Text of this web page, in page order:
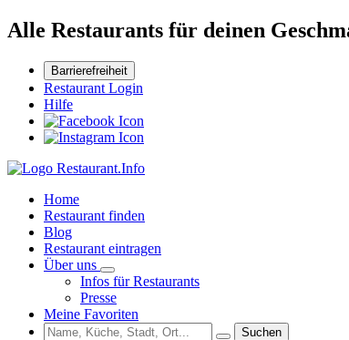
Alle Restaurants für deinen
Barrierefreiheit
Restaurant Login
Hilfe
Home
Restaurant finden
Blog
Restaurant eintragen
Über uns
Infos für Restaurants
Presse
Meine Favoriten
Suchen